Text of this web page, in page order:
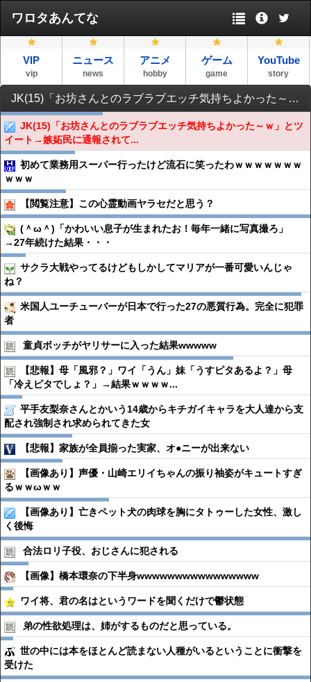
ワロタあんてな
VIP
vip
ニュース
news
アニメ
hobby
ゲーム
game
YouTube
story
JK(15)「お坊さんとのラブラブエッチ気持ちよかった～ｗ」とツイート→嫉妬民に通報されてお坊さん逮捕
JK(15)「お坊さんとのラブラブエッチ気持ちよかった～ｗ」とツ
イート→嫉妬民に通報されて...
初めて業務用スーパー行ったけど流石に笑ったわｗｗｗｗｗｗｗ
ｗｗｗ
【閲覧注意】この心霊動画ヤラセだと思う？
(＾ω＾)「かわいい息子が生まれたお！毎年一緒に写真撮ろ」
→27年続けた結果・・・
サクラ大戦やってるけどもしかしてマリアが一番可愛いんじゃ
ね？
米国人ユーチューバーが日本で行った27の悪質行為。完全に犯罪
者
童貞ボッチがヤリサーに入った結果wwwww
【悲報】母「風邪？」ワイ「うん」妹「うすピタあるよ？」母
「冷えピタでしょ？」→結果ｗｗｗｗ...
平手友梨奈さんとかいう14歳からキチガイキャラを大人達から支
配され強制され求められてきた女
【悲報】家族が全員揃った実家、オ●ニーが出来ない
【画像あり】声優・山崎エリイちゃんの振り袖姿がキュートすぎ
るｗｗωｗｗ
【画像あり】亡きペット犬の肉球を胸にタトゥーした女性、激し
く後悔
合法ロリ子役、おじさんに犯される
【画像】橋本環奈の下半身wwwwwwwwwwwwwwww
ワイ将、君の名はというワードを聞くだけで鬱状態
弟の性欲処理は、姉がするものだと思っている。
世の中には本をほとんど読まない人種がいるということに衝撃を
受けた